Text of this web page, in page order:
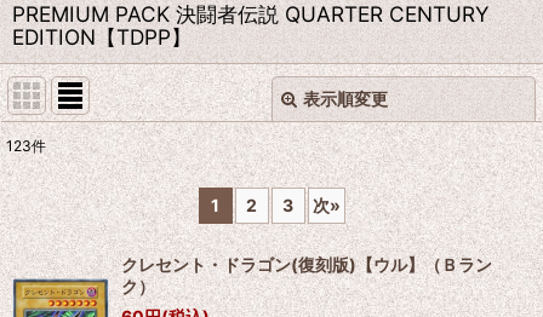
PREMIUM PACK 決闘者伝説 QUARTER CENTURY
EDITION【TDPP】
表示順変更
表示数:
在庫あり
並び順:
閉じる
123件
1 2 3 次»
クレセント・ドラゴン(復刻版)【ウル】（Ｂラン
ク）